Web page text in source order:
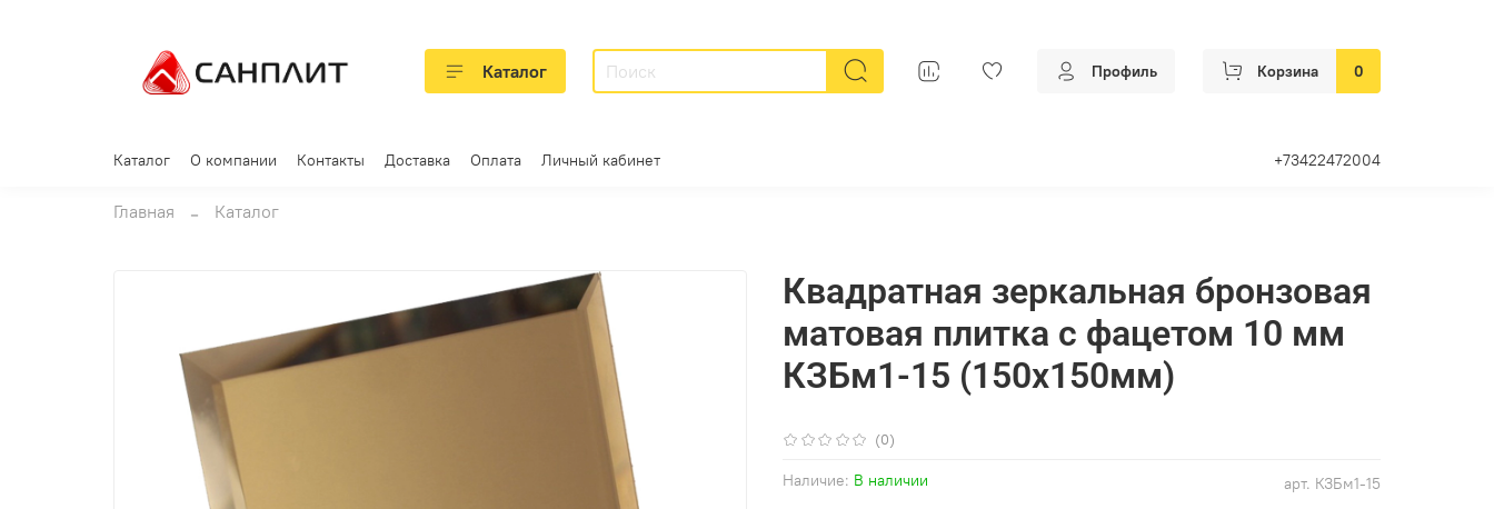
Каталог Профиль Корзина 0
Каталог О компании Контакты Доставка Оплата Личный кабинет +73422472004
Главная Каталог
(0)
арт. КЗБм1-15
Наличие: В наличии
Квадратная зеркальная бронзовая
матовая плитка с фацетом 10 мм
КЗБм1-15 (150х150мм)